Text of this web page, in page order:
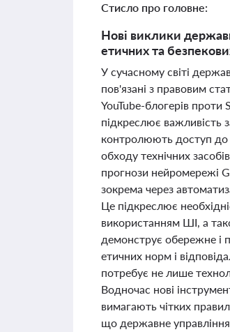
Стисло про головне:
Нові виклики
етичних та
У сучасному світі
пов'язані з правовим
YouTube-блогерів
підкреслює важливість
контролюють доступ до
обходу технічних
прогнози нейромережі
зокрема через
Це підкреслює
використанням ШІ, а
демонструє обережне і
етичних норм і
потребує не лише
Водночас нові
вимагають чітких
що державне